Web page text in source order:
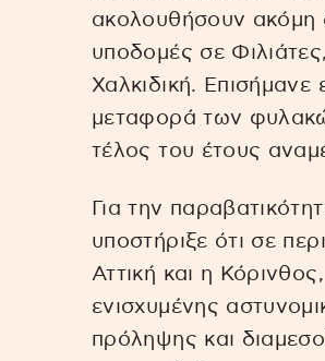
ακολουθήσουν ακόμη
υποδομές σε
Χαλκιδική. Επισήμανε
μεταφορά των
τέλος του έτους
Για την
υποστήριξε ότι σε
Αττική και η
ενισχυμένης
πρόληψης και